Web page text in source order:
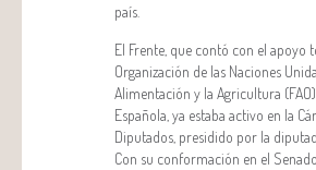
país.
El Frente, que contó con el apoyo
Organización de las Naciones
Alimentación y la Agricultura
Española, ya estaba activo en la
Diputados, presidido por la
Con su conformación en el